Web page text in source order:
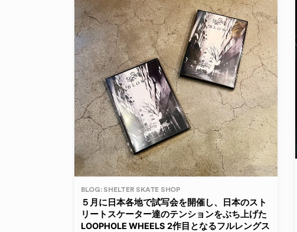
BLOG: SHELTER SKATE SHOP
５月に日本各地で試写会を開催し、日本のスト
リートスケーター達のテンションをぶち上げた
LOOPHOLE WHEELS 2作目となるフルレングス